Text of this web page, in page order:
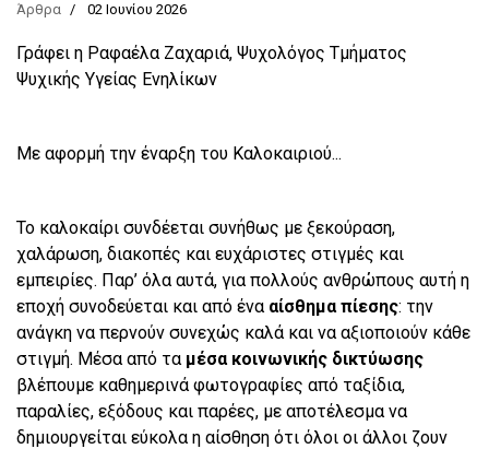
Άρθρα 02 Ιουνίου 2026
Γράφει η Ραφαέλα Ζαχαριά, Ψυχολόγος Τμήματος
Ψυχικής Υγείας Ενηλίκων
Με αφορμή την έναρξη του Καλοκαιριού...
Το καλοκαίρι συνδέεται συνήθως με ξεκούραση,
χαλάρωση, διακοπές και ευχάριστες στιγμές και
εμπειρίες. Παρ’ όλα αυτά, για πολλούς ανθρώπους αυτή η
εποχή συνοδεύεται και από ένα αίσθημα πίεσης: την
ανάγκη να περνούν συνεχώς καλά και να αξιοποιούν κάθε
στιγμή. Μέσα από τα μέσα κοινωνικής δικτύωσης
βλέπουμε καθημερινά φωτογραφίες από ταξίδια,
παραλίες, εξόδους και παρέες, με αποτέλεσμα να
δημιουργείται εύκολα η αίσθηση ότι όλοι οι άλλοι ζουν